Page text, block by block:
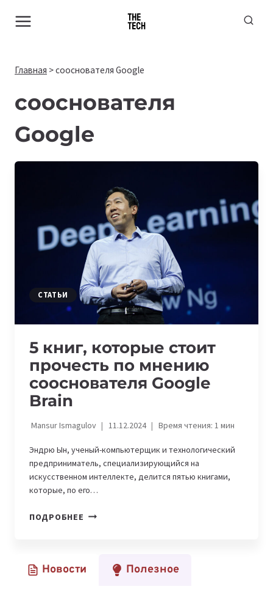
Главная >сооснователя Google
сооснователя
Google
СТАТЬИ
5 книг, которые стоит
прочесть по мнению
сооснователя Google
Brain
Mansur Ismagulov 11.12.2024 Время чтения: 1мин
Эндрю Ын, ученый-компьютерщик и технологический
предприниматель, специализирующийся на
искусственном интеллекте, делится пятью книгами,
которые, по его…
ПОДРОБНЕЕ 5
ПРОЧЕСТЬ
Новости Полезное